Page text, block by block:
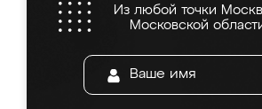
Из любой точки
Московской